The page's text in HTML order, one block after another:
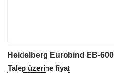
Heidelberg Eurobind EB-600
Talep üzerine fiyat